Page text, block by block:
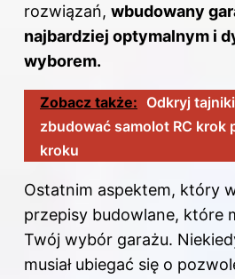
rozwiązań, wbudowany
najbardziej optymalnym i
wyborem.
Zobacz także: Odkryj
zbudować samolot RC krok
kroku
Ostatnim aspektem, który
przepisy budowlane, które
Twój wybór garażu.
musiał ubiegać się o